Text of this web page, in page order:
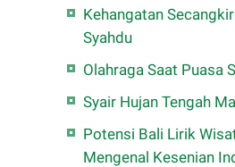
Kehangatan
Syahdu
Olahraga Saat Puasa
Syair Hujan Tengah
Potensi Bali Lirik
Mengenal Kesenian